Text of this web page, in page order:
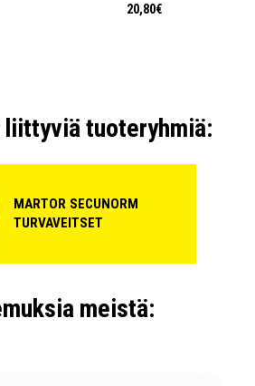
20,80€
liittyviä tuoteryhmiä:
MARTOR SECUNORM
TURVAVEITSET
meistä: